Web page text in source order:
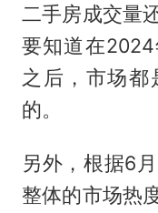
二手房成交量
要知道在
之后，市场都
的。
另外，根据6
整体的市场热